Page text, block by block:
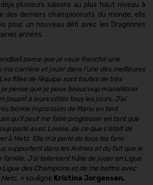
plusieurs saisons au plus haut niveau à
des derniers championnats du monde, elle
pour un nouveau défi avec les Dragonnes
années.
parce que je veux franchir une
carrière et jouer dans l’une des meilleures
filles de l’équipe sont toutes de très
pense que je peux beaucoup m’améliorer
jouant à leurs côtés tous les jours. J’ai
bonne impression de Manu en tant
qu’il peut me faire progresser en tant que
parlé avec Louise, de ce que c’était de
à Metz. Elle m’a parlé de tous les fans
supportent dans les Arènes et du fait que le
famille. J’ai tellement hâte de jouer en Ligue
Ligue des Champions et de me battre avec
Metz. » souligne Kristina Jorgensen.